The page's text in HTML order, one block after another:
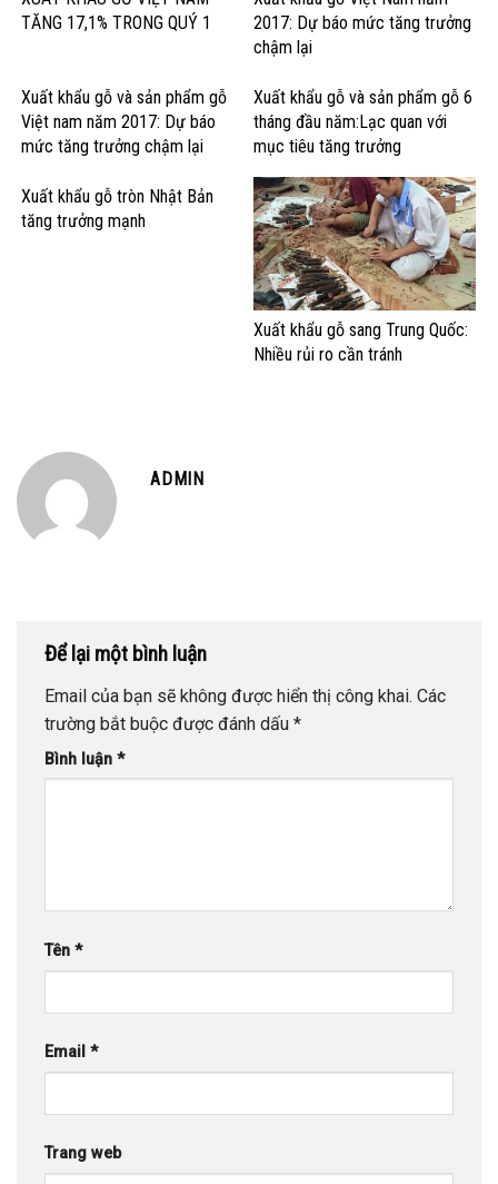
TĂNG 17,1% TRONG QUÝ 1
2017: Dự báo mức tăng trưởng
chậm lại
Xuất khẩu gỗ và sản phẩm gỗ
Việt nam năm 2017: Dự báo
mức tăng trưởng chậm lại
Xuất khẩu gỗ và sản phẩm gỗ 6
tháng đầu năm:Lạc quan với
mục tiêu tăng trưởng
Xuất khẩu gỗ tròn Nhật Bản
tăng trưởng mạnh
Xuất khẩu gỗ sang Trung Quốc:
Nhiều rủi ro cần tránh
ADMIN
Để lại một bình luận
Email của bạn sẽ không được hiển thị công khai. Các
trường bắt buộc được đánh dấu *
Bình luận *
Tên *
Email *
Trang web